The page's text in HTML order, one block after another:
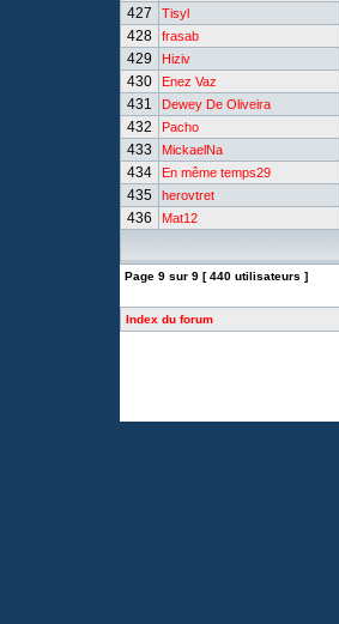
427 Tisyl
428
frasab
429 Hiziv
430 Enez Vaz
431 Dewey De Oliveira
432
Pacho
433 MickaelNa
434 En même temps29
435 herovtret
436 Mat12
Page 9 sur 9 [ 440 utilisateurs ]
Index du forum